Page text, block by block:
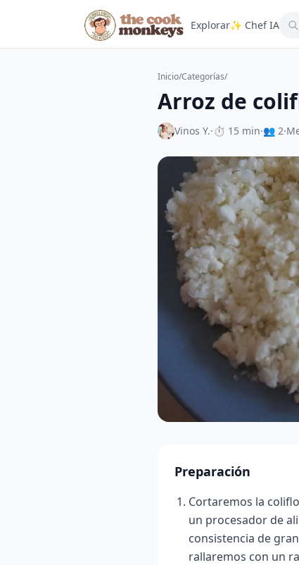
Explorar✨ Chef IA
Inicio/Categorías/
Arroz de
Vinos Y.·⏱ 15 min·👥 2·
Preparación
Cortaremos la
un procesador de
consistencia de
rallaremos con un